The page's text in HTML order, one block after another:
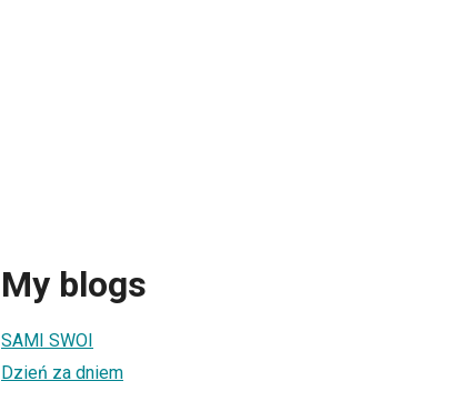
My blogs
SAMI SWOI
Dzień za dniem